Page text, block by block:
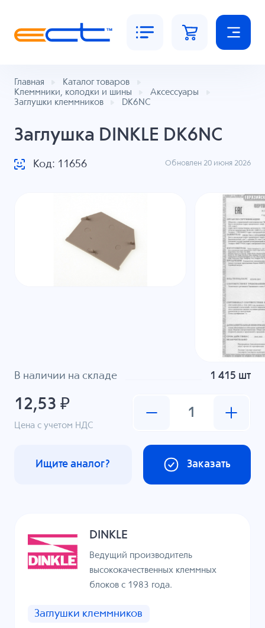
Главная
Каталог товаров
Клеммники, колодки и шины
Аксессуары
Заглушки клеммников
DK6NC
Заглушка DINKLE DK6NC
Код: 11656 Обновлен 20 июня 2026
В наличии на складе 1 415 шт
12,53 ₽
Цена с учетом НДС
Заказать
Ищите аналог?
DINKLE
Ведущий производитель
высококачественных клеммных
блоков с 1983 года.
Заглушки клеммников